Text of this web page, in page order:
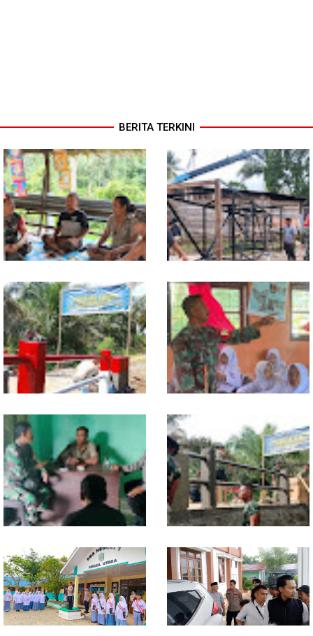
BERITA TERKINI
Warung Kopi Jadi Ruang
Komsos, Babinsa Ajak Warga
Jaga Keamanan Lingkungan
Program TNI AD Manunggal Air
Masuki Tahap Pendirian Tower
Polytank di Simpang Kiri
Sentuhan Akhir Jembatan
Garuda Dikebut, Kodim 0118
Optimistis Tepat Waktu
Babinsa Tanamkan Nilai
Pancasila dan Cinta Tanah Air
kepada Siswa SMP
Babinsa dan Bhabinkamtibmas
Kompak Gaungkan Gerakan
Kibarkan Merah Putih
Kodim 0118 Kebut Tahap Akhir
Jembatan Garuda, Pengecoran
Kepala Jembatan Terus
Berjalan